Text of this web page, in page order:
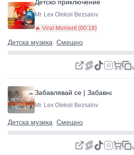
Детско приключение
Mr. Lex Oleksii Bezsalov
🔥 Viral Moment (00:18)
Детска музика Смешно
Забавлявай се | Забавна музика
Mr. Lex Oleksii Bezsalov
Детска музика Смешно